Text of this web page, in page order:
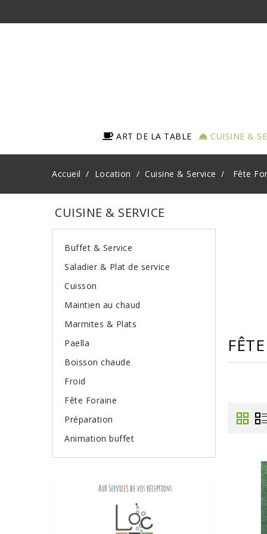
ART DE LA TABLE CUISINE &
Accueil Location Cuisine & Service Fête
CUISINE & SERVICE
Buffet & Service
Saladier & Plat de service
Cuisson
Maintien au chaud
Marmites & Plats
Paella
Boisson chaude
Froid
Fête Foraine
Préparation
Animation buffet